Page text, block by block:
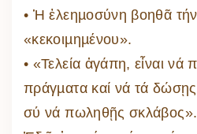
• Ἡ ἐλεηµοσύνη βοηθᾶ
«κεκοιµηµένου».
• «Τελεία ἀγάπη, εἶναι
πράγµατα καί νά τά
σύ νά πωληθῇς σκλάβος».